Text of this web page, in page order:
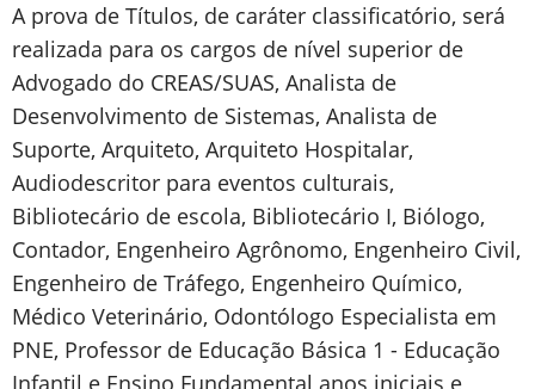
A prova de Títulos, de caráter classificatório, será
realizada para os cargos de nível superior de
Advogado do CREAS/SUAS, Analista de
Desenvolvimento de Sistemas, Analista de
Suporte, Arquiteto, Arquiteto Hospitalar,
Audiodescritor para eventos culturais,
Bibliotecário de escola, Bibliotecário I, Biólogo,
Contador, Engenheiro Agrônomo, Engenheiro Civil,
Engenheiro de Tráfego, Engenheiro Químico,
Médico Veterinário, Odontólogo Especialista em
PNE, Professor de Educação Básica 1 - Educação
Infantil e Ensino Fundamental anos iniciais e